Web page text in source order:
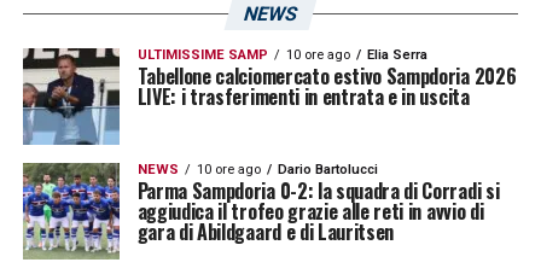
NEWS
ULTIMISSIME SAMP 10 ore ago Elia Serra
Tabellone calciomercato estivo Sampdoria 2026
LIVE: i trasferimenti in entrata e in uscita
NEWS 10 ore ago Dario Bartolucci
Parma Sampdoria 0-2: la squadra di Corradi si
aggiudica il trofeo grazie alle reti in avvio di
gara di Abildgaard e di Lauritsen